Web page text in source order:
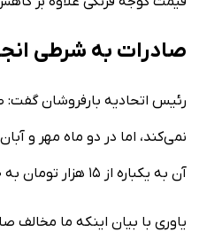
صادرات به شرطی
رئیس اتحادیه بارفروشان گفت:
نمی‌کند، اما در دو ماه مهر و
آن به یکباره از ۱۵ هزار تومان به ۵۰ هزار تومان رسید.
یاوری با بیان اینکه ما مخالف